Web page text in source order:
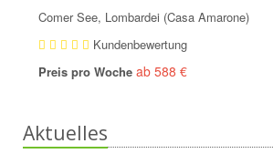
Comer See, Lombardei (Casa Amarone)
Kundenbewertung
Preis pro Woche ab 588 €
Aktuelles